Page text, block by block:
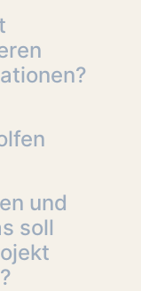
und
soll